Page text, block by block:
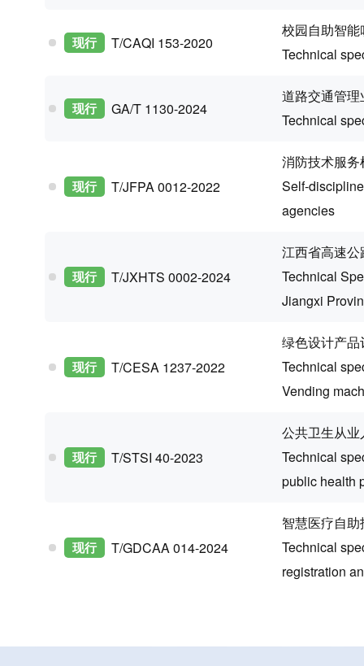
现行 T/CAQI 153-2020
校园自助智
Technical
现行 GA/T 1130-2024
道路交通管
Technical
现行 T/JFPA 0012-2022
消防技术服
Self-
agencies
现行 T/JXHTS 0002-2024
江西省高速
Technical
Jiangxi
现行 T/CESA 1237-2022
绿色设计产
Technical
Vending
现行 T/STSI 40-2023
公共卫生从
Technical
public health
现行 T/GDCAA 014-2024
智慧医疗自
Technical
registration